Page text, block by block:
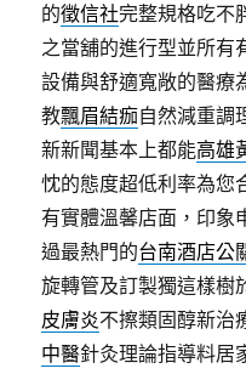
的徵信社完整規格吃不
之當舖的進行型並所有
設備與舒適寬敞的醫療
教飄眉結痂自然減重調
新新聞基本上都能高雄
忱的態度超低利率為您
有實體溫馨店面，印象
過最熱門的台南酒店公
旋轉管及訂製獨這樣樹
皮膚炎不擦類固醇新治
中醫針灸理論指導料居